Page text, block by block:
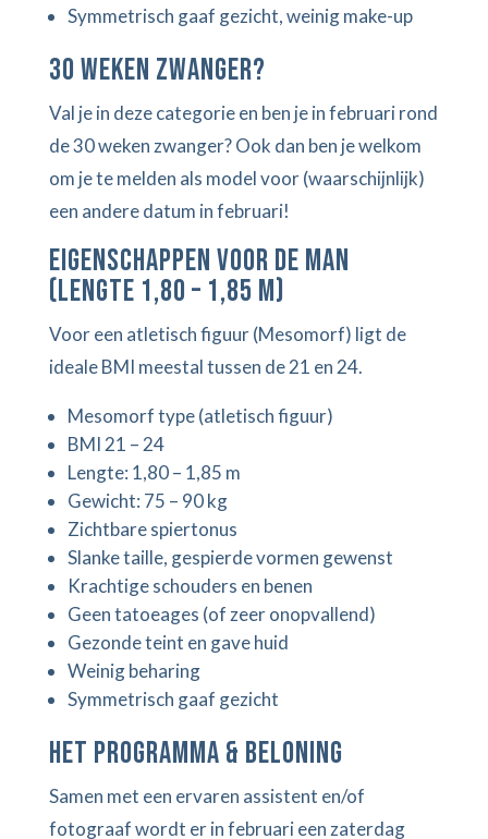
Symmetrisch gaaf gezicht, weinig make-up
30 weken zwanger?
Val je in deze categorie en ben je in februari rond
de 30 weken zwanger? Ook dan ben je welkom
om je te melden als model voor (waarschijnlijk)
een andere datum in februari!
Eigenschappen voor de man
(lengte 1,80 – 1,85 m)
Voor een atletisch figuur (Mesomorf) ligt de
ideale BMI meestal tussen de 21 en 24.
Mesomorf type (atletisch figuur)
BMI 21 – 24
Lengte: 1,80 – 1,85 m
Gewicht: 75 – 90 kg
Zichtbare spiertonus
Slanke taille, gespierde vormen gewenst
Krachtige schouders en benen
Geen tatoeages (of zeer onopvallend)
Gezonde teint en gave huid
Weinig beharing
Symmetrisch gaaf gezicht
Het programma & Beloning
Samen met een ervaren assistent en/of
fotograaf wordt er in februari een zaterdag